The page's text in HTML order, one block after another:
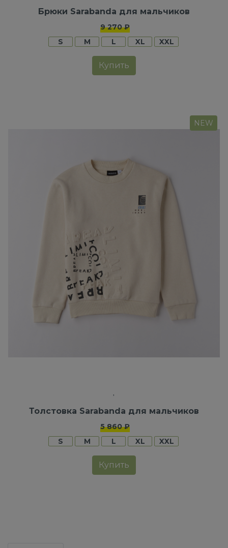
Брюки Sarabanda для мальчиков
9 270 ₽
S
M L XL XXL
Купить
NEW
Толстовка Sarabanda для мальчиков
5 860 ₽
S
M L XL XXL
Купить